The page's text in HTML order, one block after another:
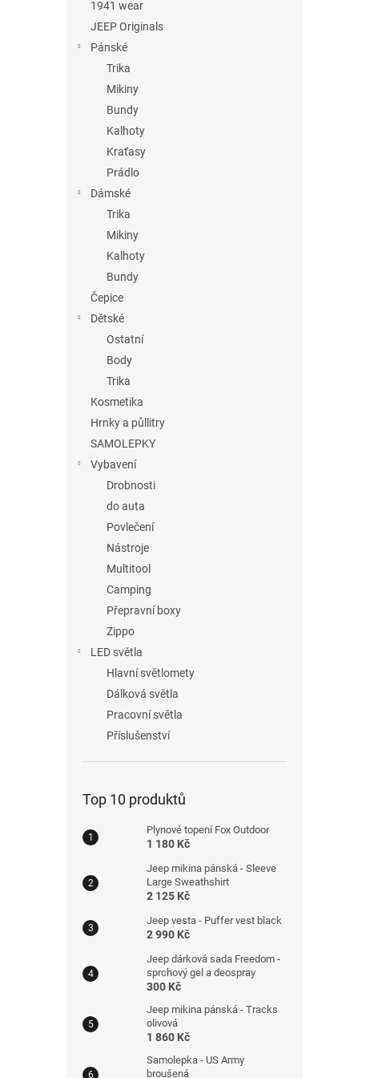
1941 wear
JEEP Originals
Pánské
Trika
Mikiny
Bundy
Kalhoty
Kraťasy
Prádlo
Dámské
Trika
Mikiny
Kalhoty
Bundy
Čepice
Dětské
Ostatní
Body
Trika
Kosmetika
Hrnky a půllitry
SAMOLEPKY
Vybavení
Drobnosti
do auta
Povlečení
Nástroje
Multitool
Camping
Přepravní boxy
Zippo
LED světla
Hlavní světlomety
Dálková světla
Pracovní světla
Příslušenství
Top 10 produktů
Plynové topení Fox Outdoor
1 180 Kč
Jeep mikina pánská - Sleeve
Large Sweathshirt
2 125 Kč
Jeep vesta - Puffer vest black
2 990 Kč
Jeep dárková sada Freedom -
sprchový gel a deospray
300 Kč
Jeep mikina pánská - Tracks
olivová
1 860 Kč
Samolepka - US Army
broušená